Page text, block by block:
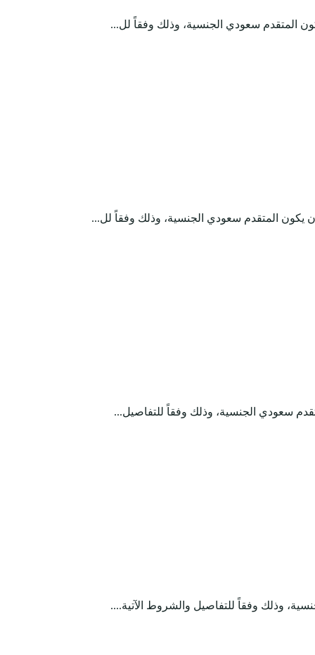
المتقدم سعودي الجنسية، وذلك وفقاً لل...
المتقدم سعودي الجنسية، وذلك وفقاً لل...
سعودي الجنسية، وذلك وفقاً للتفاصيل...
وذلك وفقاً للتفاصيل والشروط الآتية....